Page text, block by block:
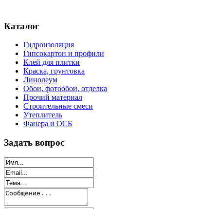
Каталог
Гидроизоляция
Гипсокартон и профили
Клей для плитки
Краска, грунтовка
Линолеум
Обои, фотообои, отделка
Прочий материал
Строительные смеси
Утеплитель
Фанера и ОСБ
Задать вопрос